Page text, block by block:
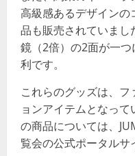
高級感あるデザイン
品も販売されていま
鏡（2倍）の2面が一
利です​​。
これらのグッズは、
ョンアイテムとなっ
の商品については、
覧会の公式ポータルサ